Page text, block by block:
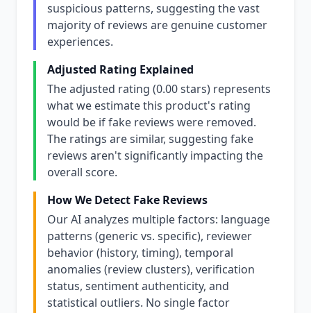
suspicious patterns, suggesting the vast
majority of reviews are genuine customer
experiences.
Adjusted Rating Explained
The adjusted rating (0.00 stars) represents
what we estimate this product's rating
would be if fake reviews were removed.
The ratings are similar, suggesting fake
reviews aren't significantly impacting the
overall score.
How We Detect Fake Reviews
Our AI analyzes multiple factors: language
patterns (generic vs. specific), reviewer
behavior (history, timing), temporal
anomalies (review clusters), verification
status, sentiment authenticity, and
statistical outliers. No single factor